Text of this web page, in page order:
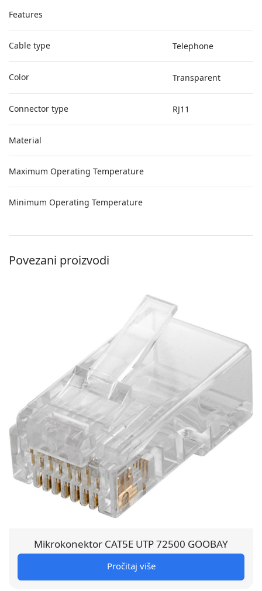
Features
Cable type Telephone
Color Transparent
Connector type RJ11
Material
Maximum Operating Temperature
Minimum Operating Temperature
Povezani proizvodi
Mikrokonektor CAT5E UTP 72500 GOOBAY
Pročitaj više